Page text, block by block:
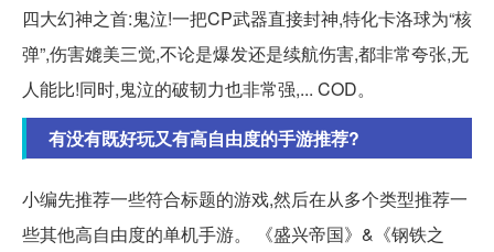
四大幻神之首:鬼泣!一把CP武器直接封神,特化卡洛球为“核
弹”,伤害媲美三觉,不论是爆发还是续航伤害,都非常夸张,无
人能比!同时,鬼泣的破韧力也非常强,... COD。
有没有既好玩又有高自由度的手游推荐?
小编先推荐一些符合标题的游戏,然后在从多个类型推荐一
些其他高自由度的单机手游。 《盛兴帝国》&《钢铁之